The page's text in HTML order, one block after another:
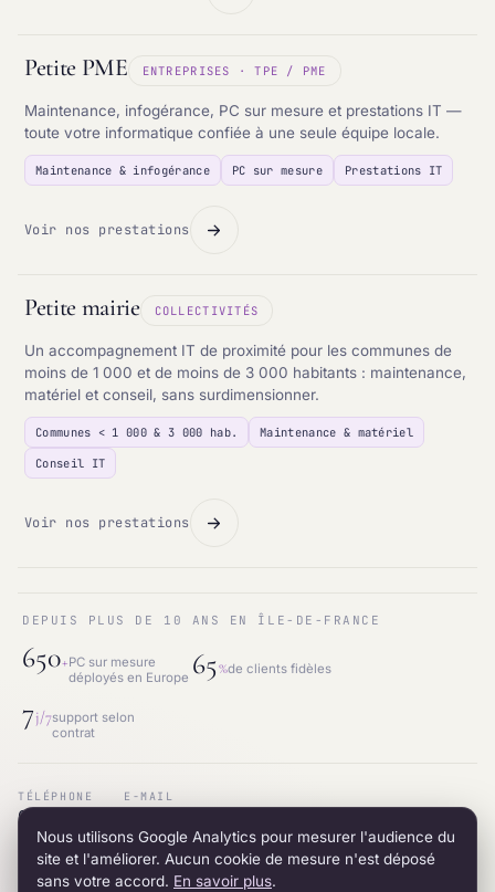
Petite PME ENTREPRISES · TPE / PME
Maintenance, infogérance, PC sur mesure et prestations IT —
toute votre informatique confiée à une seule équipe locale.
Maintenance & infogérance PC sur mesure Prestations IT
Voir nos prestations
Petite mairie COLLECTIVITÉS
Un accompagnement IT de proximité pour les communes de
moins de 1 000 et de moins de 3 000 habitants : maintenance,
matériel et conseil, sans surdimensionner.
Communes < 1 000 & 3 000 hab.
Maintenance & matériel
Conseil IT
Voir nos prestations
DEPUIS PLUS DE 10 ANS EN ÎLE-DE-FRANCE
650+PC sur mesure
déployés en Europe 65%de clients fidèles
7j/7support selon
contrat
TÉLÉPHONE
01.87.53.66.31
E-MAIL
ADRESSE
12 avenue du 8 mai 1945 · 95200 Sarcelles
RÉSEAU
LinkedIn
Nous utilisons Google Analytics pour mesurer l'audience du
site et l'améliorer. Aucun cookie de mesure n'est déposé
sans votre accord. En savoir plus.